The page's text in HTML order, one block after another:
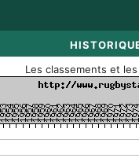
Les classements et